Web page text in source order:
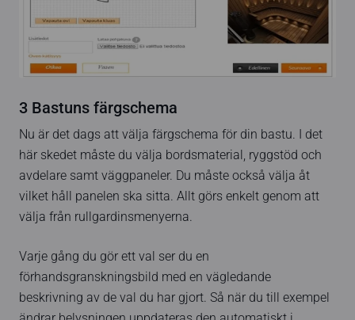
3 Bastuns färgschema
Nu är det dags att välja färgschema för din bastu. I det
här skedet måste du välja bordsmaterial, ryggstöd och
avdelare samt väggpaneler. Du måste också välja åt
vilket håll panelen ska sitta. Allt görs enkelt genom att
välja från rullgardinsmenyerna.
Varje gång du gör ett val ser du en
förhandsgranskningsbild med en vägledande
beskrivning av de val du har gjort. Så när du till exempel